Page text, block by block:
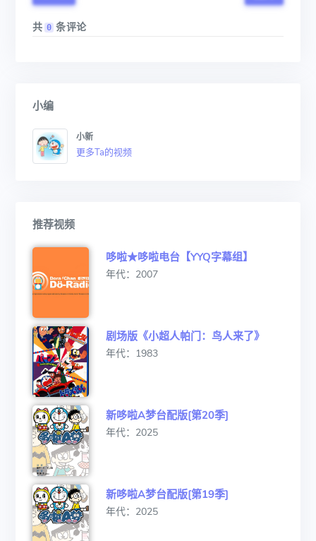
共 0 条评论
小编
小新
更多Ta的视频
推荐视频
哆啦★哆啦电台【YYQ字幕组】
年代：2007
剧场版《小超人帕门：鸟人来了》
年代：1983
新哆啦A梦台配版[第20季]
年代：2025
新哆啦A梦台配版[第19季]
年代：2025